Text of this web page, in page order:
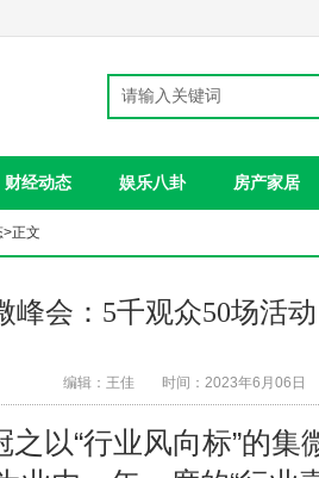
财经动态 娱乐八卦 房产家居
>正文
峰会：5千观众50场活
编辑：王佳 时间：2023年6月06日
之以“行业风向标”的